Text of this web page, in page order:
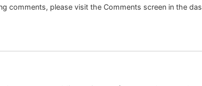
comments, please visit the Comments screen in the